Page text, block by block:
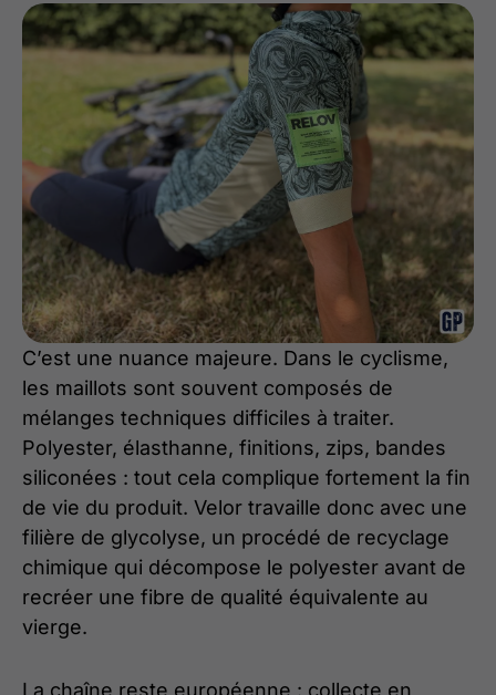
C’est une nuance majeure. Dans le cyclisme,
les maillots sont souvent composés de
mélanges techniques difficiles à traiter.
Polyester, élasthanne, finitions, zips, bandes
siliconées : tout cela complique fortement la fin
de vie du produit. Velor travaille donc avec une
filière de glycolyse, un procédé de recyclage
chimique qui décompose le polyester avant de
recréer une fibre de qualité équivalente au
vierge.
La chaîne reste européenne : collecte en